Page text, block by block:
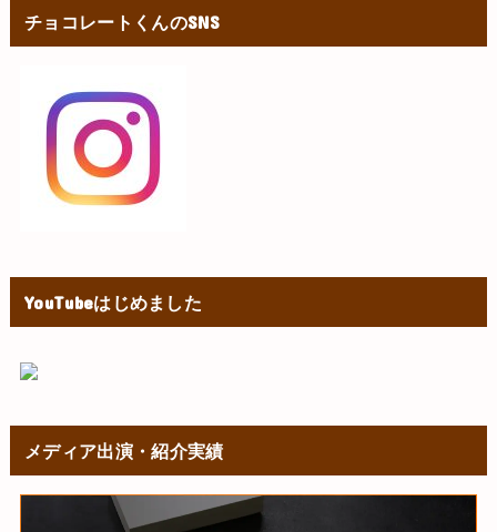
チョコレートくんのSNS
YouTubeはじめました
メディア出演・紹介実績